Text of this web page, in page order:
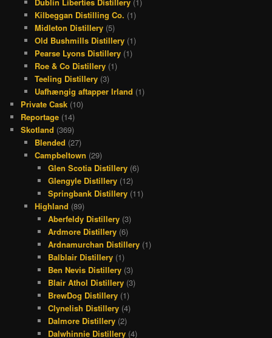
Kilbeggan Distilling Co. (1)
Midleton Distillery(5)
Old Bushmills Distillery(1)
Pearse Lyons Distillery(1)
Roe & Co Distillery(1)
Teeling Distillery(3)
Uafhængig aftapper Irland (1)
Private Cask (10)
Reportage (14)
Skotland (369)
Blended (27)
Campbeltown (29)
Glen Scotia Distillery (6)
Glengyle Distillery (12)
Springbank Distillery (11)
Highland (89)
Aberfeldy Distillery (3)
Ardmore Distillery (6)
Ardnamurchan Distillery (1)
Balblair Distillery (1)
Ben Nevis Distillery (3)
Blair Athol Distillery (3)
BrewDog Distillery (1)
Clynelish Distillery (4)
Dalmore Distillery (2)
Dalwhinnie Distillery (4)